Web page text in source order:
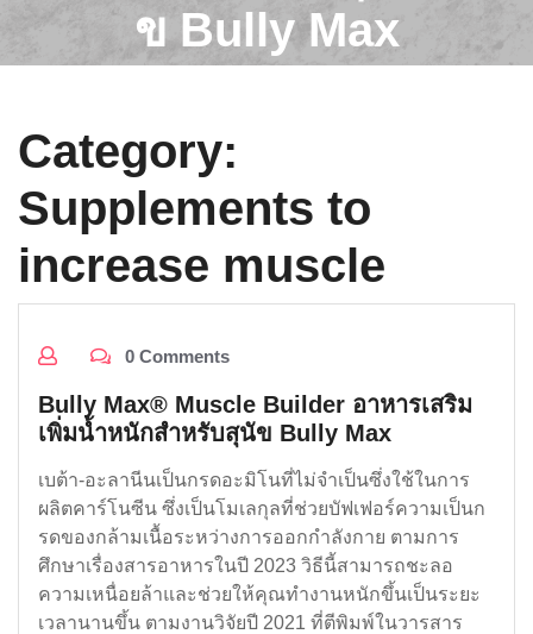
ข Bully Max
Category:
Supplements to
increase muscle
0 Comments
Bully Max® Muscle Builder อาหารเสริม
เพิ่มน้ำหนักสำหรับสุนัข Bully Max
เบต้า-อะลานีนเป็นกรดอะมิโนที่ไม่จำเป็นซึ่งใช้ในการ
ผลิตคาร์โนซีน ซึ่งเป็นโมเลกุลที่ช่วยบัฟเฟอร์ความเป็นก
รดของกล้ามเนื้อระหว่างการออกกำลังกาย ตามการ
ศึกษาเรื่องสารอาหารในปี 2023 วิธีนี้สามารถชะลอ
ความเหนื่อยล้าและช่วยให้คุณทำงานหนักขึ้นเป็นระยะ
เวลานานขึ้น ตามงานวิจัยปี 2021 ที่ตีพิมพ์ในวารสาร